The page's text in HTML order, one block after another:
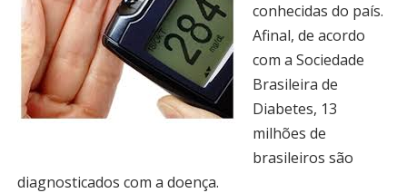
conhecidas do país.
Afinal, de acordo
com a Sociedade
Brasileira de
Diabetes, 13
milhões de
brasileiros são
diagnosticados com a doença.